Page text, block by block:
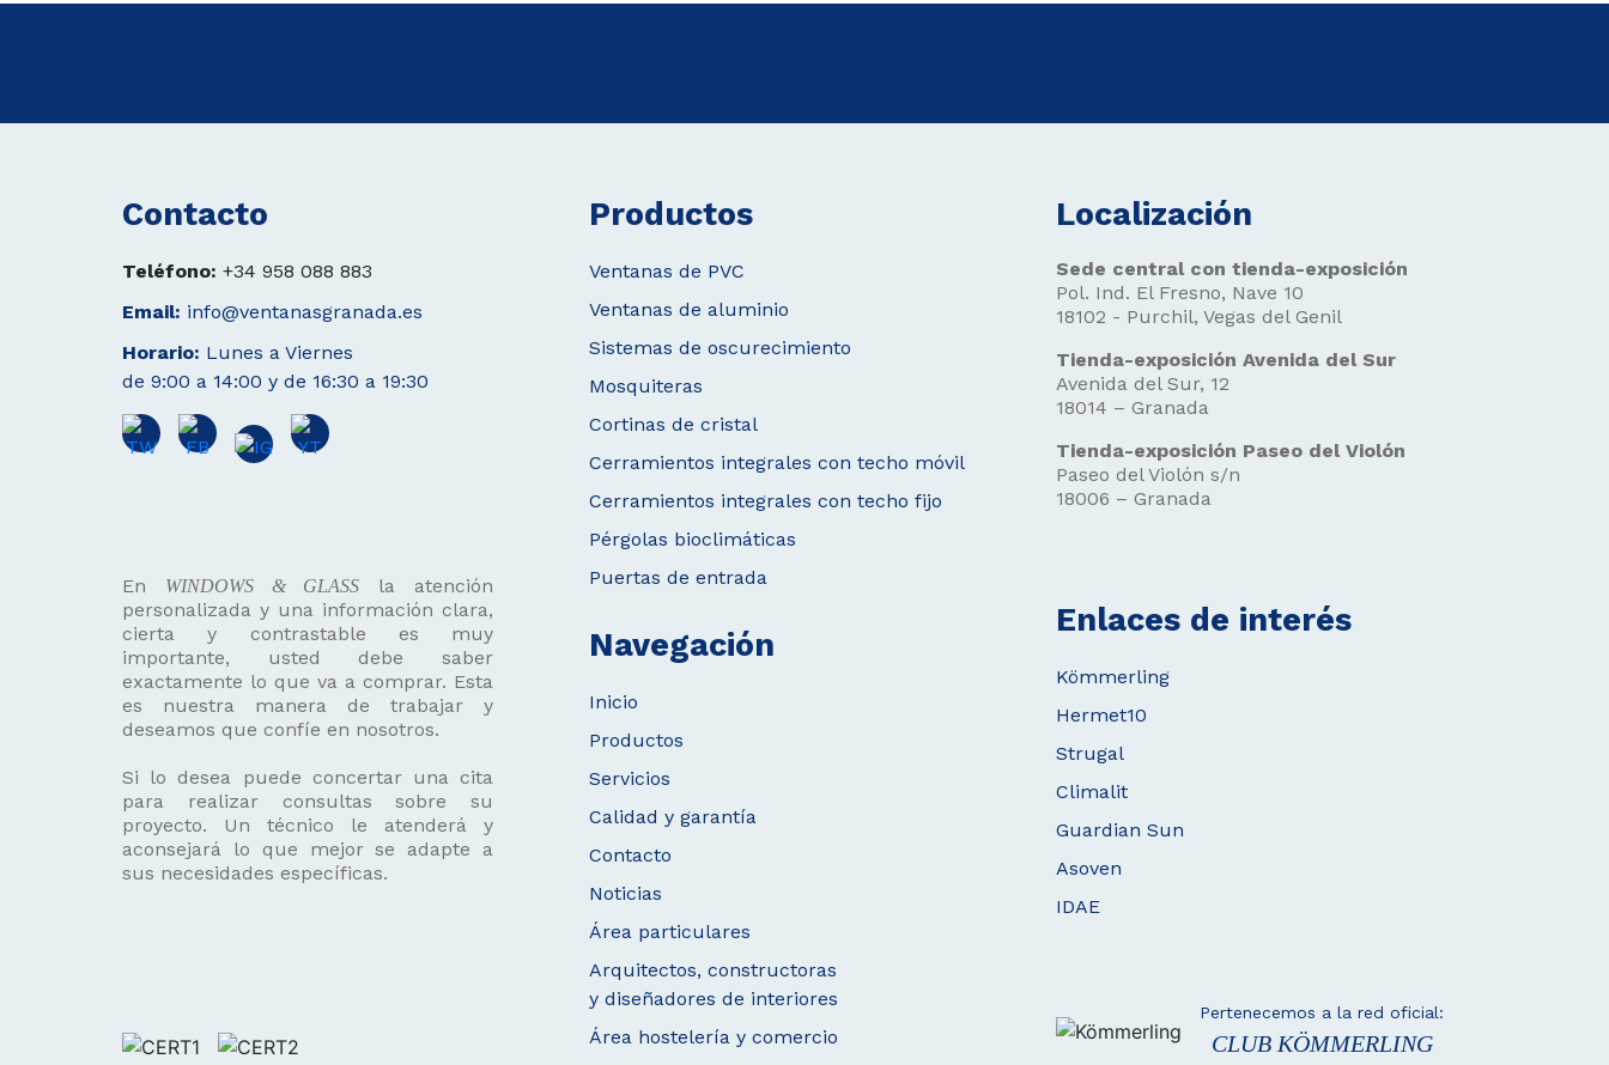
Contacto
Teléfono: +34 958 088 883
Email: info@ventanasgranada.es
Horario: Lunes a Viernes
de 9:00 a 14:00 y de 16:30 a 19:30
En WINDOWS & GLASS la atención
personalizada y una información clara,
cierta y contrastable es muy
importante, usted debe saber
exactamente lo que va a comprar. Esta
es nuestra manera de trabajar y
deseamos que confíe en nosotros.
Si lo desea puede concertar una cita
para realizar consultas sobre su
proyecto. Un técnico le atenderá y
aconsejará lo que mejor se adapte a
sus necesidades específicas.
Productos
Ventanas de PVC
Ventanas de aluminio
Sistemas de oscurecimiento
Mosquiteras
Cortinas de cristal
Cerramientos integrales con techo móvil
Cerramientos integrales con techo fijo
Pérgolas bioclimáticas
Puertas de entrada
Navegación
Inicio
Productos
Servicios
Calidad y garantía
Contacto
Noticias
Área particulares
Arquitectos, constructoras
y diseñadores de interiores
Área hostelería y comercio
Localización
Sede central con tienda-exposición
Pol. Ind. El Fresno, Nave 10
18102 - Purchil, Vegas del Genil
Tienda-exposición Avenida del Sur
Avenida del Sur, 12
18014 – Granada
Tienda-exposición Paseo del Violón
Paseo del Violón s/n
18006 – Granada
Enlaces de interés
Kömmerling
Hermet10
Strugal
Climalit
Guardian Sun
Asoven
IDAE
Pertenecemos a la red oficial:
CLUB KÖMMERLING